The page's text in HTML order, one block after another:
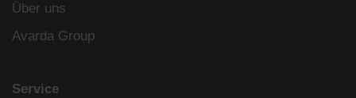
Über uns
Avarda Group
Service